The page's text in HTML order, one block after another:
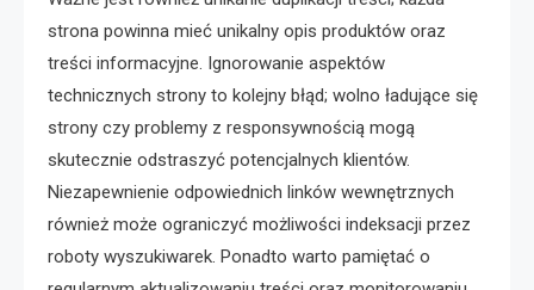
strona powinna mieć unikalny opis produktów oraz
treści informacyjne. Ignorowanie aspektów
technicznych strony to kolejny błąd; wolno ładujące się
strony czy problemy z responsywnością mogą
skutecznie odstraszyć potencjalnych klientów.
Niezapewnienie odpowiednich linków wewnętrznych
również może ograniczyć możliwości indeksacji przez
roboty wyszukiwarek. Ponadto warto pamiętać o